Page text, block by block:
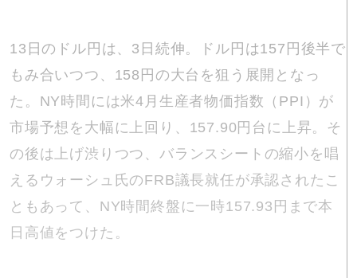
13日のドル円は、3日続伸。ドル円は157円後半で
もみ合いつつ、158円の大台を狙う展開となっ
た。NY時間には米4月生産者物価指数（PPI）が
市場予想を大幅に上回り、157.90円台に上昇。そ
の後は上げ渋りつつ、バランスシートの縮小を唱
えるウォーシュ氏のFRB議長就任が承認されたこ
ともあって、NY時間終盤に一時157.93円まで本
日高値をつけた。